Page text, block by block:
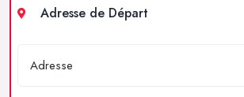
Adresse de Départ